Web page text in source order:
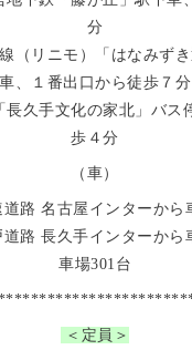
分
（リニモ）「はなみず
車、１番出口から徒歩７分
長久手文化の家北」バス
歩４分
（車）
道路 名古屋インターから
路 長久手インターから
車場301台
＜定員＞